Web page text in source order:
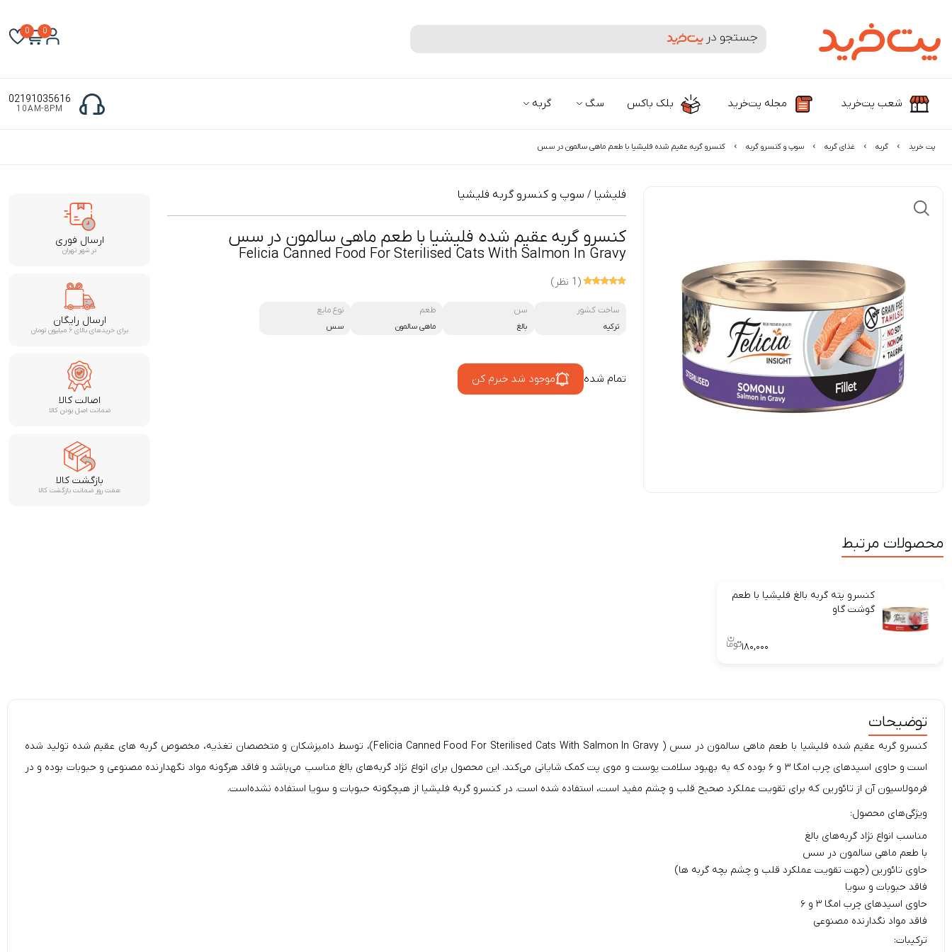
جستجوی محصولات و برندها
0
0
شعب پت‌خرید مجله پت‌خرید بلک باکس سگ گربه 02191035616
10AM-8PM
پت خرید گربه غذای گربه سوپ و کنسرو گربه کنسرو گربه عقیم شده فلیشیا با طعم ماهی سالمون در سس
فلیشیا / سوپ و کنسرو گربه فلیشیا
کنسرو گربه عقیم شده فلیشیا با طعم ماهی سالمون در سس
Felicia Canned Food For Sterilised Cats With Salmon In Gravy
(1 نظر)
ساخت کشور
ترکیه
سن
بالغ
طعم
ماهی سالمون
نوع مایع
سس
تمام شده موجود شد خبرم کن
ارسال فوری
در شهر تهران
ارسال رایگان
برای خریدهای بالای ۶ میلیون تومان
اصالت کالا
ضمانت اصل بودن کالا
بازگشت کالا
هفت روز ضمانت بازگشت کالا
محصولات مرتبط
کنسرو پته گربه بالغ فلیشیا با طعم
گوشت گاو
۱۸۰,۰۰۰
توضیحات
کنسرو گربه عقیم شده فلیشیا با طعم ماهی سالمون در سس ( Felicia Canned Food For Sterilised Cats With Salmon In Gravy)، توسط دامپزشکان و متخصصان تغذیه، مخصوص گربه های عقیم شده تولید شده‌
است و حاوی اسیدهای چرب امگا ۳ و ۶ بوده که به بهبود سلامت پوست و موی پت کمک شایانی می‌کند. این محصول برای انواع نژاد گربه‌های بالغ مناسب می‌باشد و فاقد هرگونه مواد نگهدارنده مصنوعی و حبوبات بوده و در
فرمولاسیون آن از تائورین که برای تقویت عملکرد صحیح قلب و چشم مفید است، استفاده شده است. در کنسرو گربه فلیشیا از هیچگونه حبوبات و سویا استفاده نشده‌‌است.
ویژگی‌های محصول:
مناسب انواع نژاد گربه‌های بالغ
با طعم ماهی سالمون در سس
حاوی تائورین (جهت تقویت عملکرد قلب و چشم بچه گربه ها)
فاقد حبوبات و سویا
حاوی اسید‌های چرب امگا ۳ و ۶
فاقد مواد نگدارنده مصنوعی
ترکیبات: